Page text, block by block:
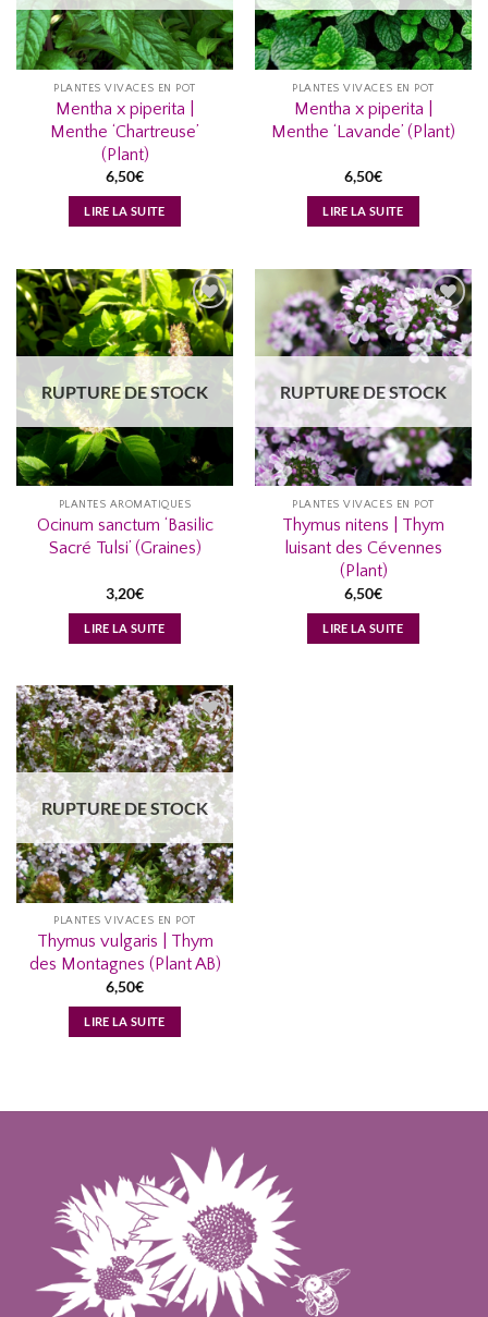
PLANTES VIVACES EN POT
Mentha x piperita |
Menthe ‘Chartreuse’
(Plant)
6,50€
LIRE LA SUITE
PLANTES VIVACES EN POT
Mentha x piperita |
Menthe ‘Lavande’ (Plant)
6,50€
LIRE LA SUITE
AJOUTER
À MA
LISTE
D’ENVIES...
RUPTURE DE STOCK
PLANTES AROMATIQUES
Ocinum sanctum ‘Basilic
Sacré Tulsi’ (Graines)
3,20€
LIRE LA SUITE
AJOUTER
À MA
D’ENVIES...
RUPTURE DE STOCK
PLANTES VIVACES EN POT
Thymus nitens | Thym
luisant des Cévennes
(Plant)
6,50€
LIRE LA SUITE
AJOUTER
À MA
LISTE
D’ENVIES...
RUPTURE DE STOCK
PLANTES VIVACES EN POT
Thymus vulgaris | Thym
des Montagnes (Plant AB)
6,50€
LIRE LA SUITE